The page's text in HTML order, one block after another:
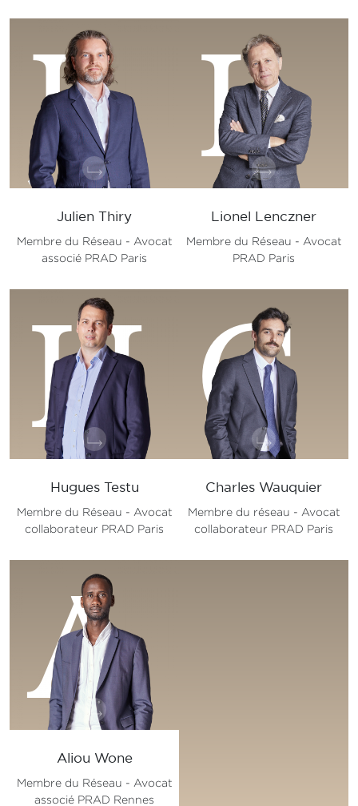
J
Julien Thiry
Membre du Réseau - Avocat
associé PRAD Paris
L
Lionel Lenczner
Membre du Réseau - Avocat
PRAD Paris
H
Hugues Testu
Membre du Réseau - Avocat
collaborateur PRAD Paris
C
Charles Wauquier
Membre du réseau - Avocat
collaborateur PRAD Paris
A
Aliou Wone
Membre du Réseau - Avocat
associé PRAD Rennes